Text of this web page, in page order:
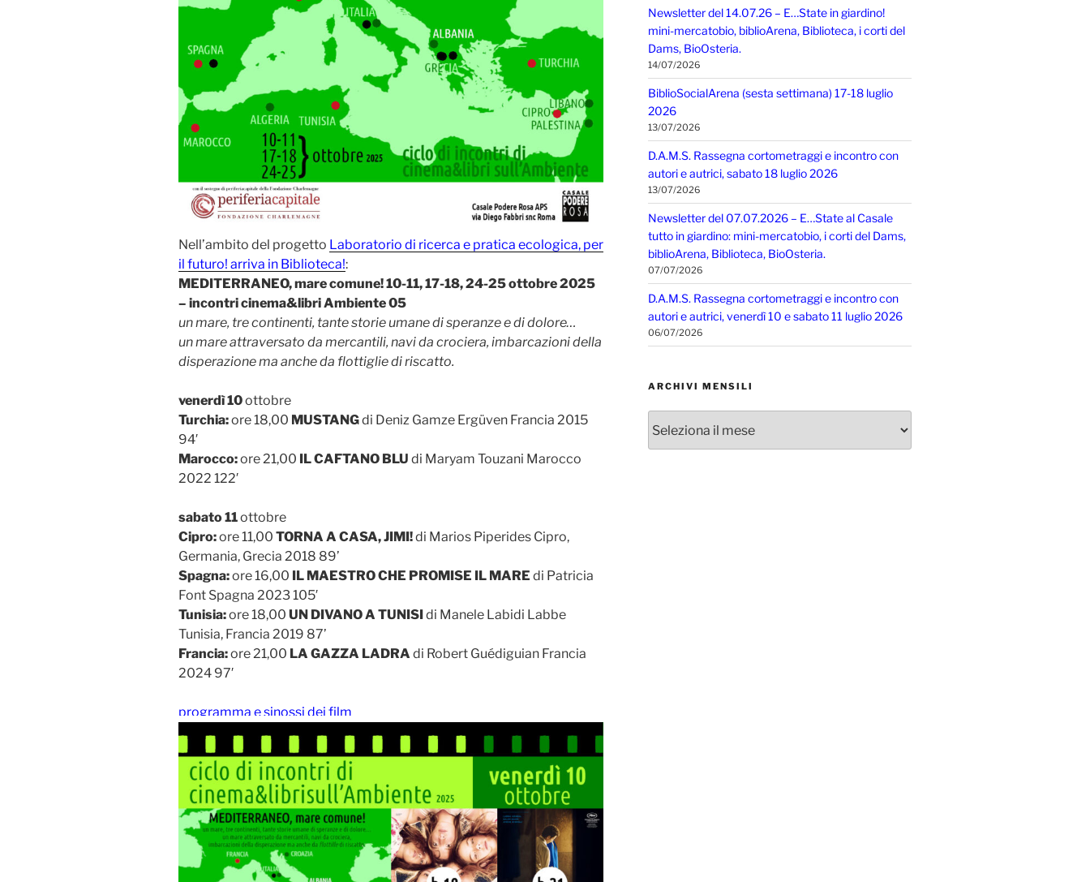
Nell’ambito del progetto Laboratorio di ricerca e pratica ecologica, per
il futuro! arriva in Biblioteca!:
MEDITERRANEO, mare comune! 10-11, 17-18, 24-25 ottobre 2025
– incontri cinema&libri Ambiente 05
un mare, tre continenti, tante storie umane di speranze e di dolore…
un mare attraversato da mercantili, navi da crociera, imbarcazioni della
disperazione ma anche da flottiglie di riscatto.
venerdì 10ottobre
Turchia:ore 18,00 MUSTANGdi Deniz Gamze Ergüven Francia 2015
94′
Marocco:ore 21,00 IL CAFTANO BLU di Maryam Touzani Marocco
2022 122′
sabato 11ottobre
Cipro:ore 11,00 TORNA A CASA, JIMI!di Marios Piperides Cipro,
Germania, Grecia 2018 89’
Spagna:ore 16,00 IL MAESTRO CHE PROMISE IL MARE di Patricia
Font Spagna 2023 105′
Tunisia:ore 18,00 UN DIVANO A TUNISIdi Manele Labidi Labbe
Tunisia, Francia 2019 87’
Francia:ore 21,00 LA GAZZA LADRA di Robert Guédiguian Francia
2024 97′
programma e sinossi dei film
Newsletter del 14.07.26 – E…State in giardino!
mini-mercatobio, biblioArena, Biblioteca, i corti del
Dams, BioOsteria.
14/07/2026
BiblioSocialArena (sesta settimana) 17-18 luglio
2026
13/07/2026
D.A.M.S. Rassegna cortometraggi e incontro con
autori e autrici, sabato 18 luglio 2026
13/07/2026
Newsletter del 07.07.2026 – E…State al Casale
tutto in giardino: mini-mercatobio, i corti del Dams,
biblioArena, Biblioteca, BioOsteria.
07/07/2026
D.A.M.S. Rassegna cortometraggi e incontro con
autori e autrici, venerdì 10 e sabato 11 luglio 2026
06/07/2026
ARCHIVI MENSILI
mensili